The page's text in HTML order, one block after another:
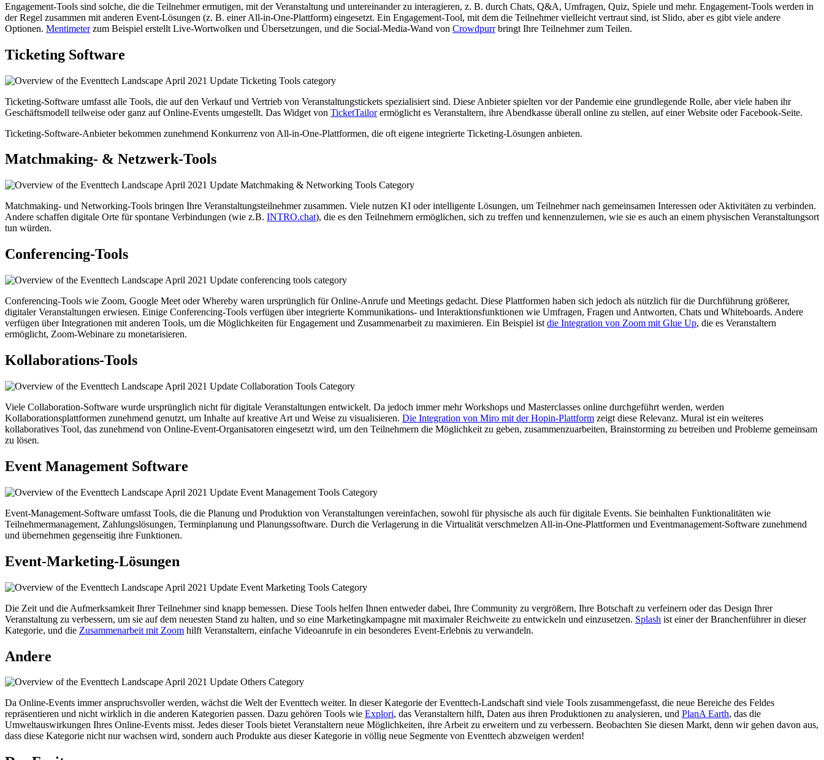
Engagement-Tools sind solche, die die Teilnehmer ermutigen, mit der Veranstaltung und untereinander zu interagieren, z. B. durch Chats, Q&A, Umfragen, Quiz, Spiele und mehr. Engagement-Tools werden in
der Regel zusammen mit anderen Event-Lösungen (z. B. einer All-in-One-Plattform) eingesetzt. Ein Engagement-Tool, mit dem die Teilnehmer vielleicht vertraut sind, ist Slido, aber es gibt viele andere
Optionen. Mentimeterzum Beispiel erstellt Live-Wortwolken und Übersetzungen, und die Social-Media-Wand von Crowdpurrbringt Ihre Teilnehmer zum Teilen.
Ticketing Software
Ticketing-Software umfasst alle Tools, die auf den Verkauf und Vertrieb von Veranstaltungstickets spezialisiert sind. Diese Anbieter spielten vor der Pandemie eine grundlegende Rolle, aber viele haben ihr
Geschäftsmodell teilweise oder ganz auf Online-Events umgestellt. Das Widget von TicketTailorermöglicht es Veranstaltern, ihre Abendkasse überall online zu stellen, auf einer Website oder Facebook-Seite.
Ticketing-Software-Anbieter bekommen zunehmend Konkurrenz von All-in-One-Plattformen, die oft eigene integrierte Ticketing-Lösungen anbieten.
Matchmaking- & Netzwerk-Tools
Matchmaking- und Networking-Tools bringen Ihre Veranstaltungsteilnehmer zusammen. Viele nutzen KI oder intelligente Lösungen, um Teilnehmer nach gemeinsamen Interessen oder Aktivitäten zu verbinden.
Andere schaffen digitale Orte für spontane Verbindungen (wie z.B. INTRO.chat), die es den Teilnehmern ermöglichen, sich zu treffen und kennenzulernen, wie sie es auch an einem physischen Veranstaltungsort
tun würden.
Conferencing-Tools
Conferencing-Tools wie Zoom, Google Meet oder Whereby waren ursprünglich für Online-Anrufe und Meetings gedacht. Diese Plattformen haben sich jedoch als nützlich für die Durchführung größerer,
digitaler Veranstaltungen erwiesen. Einige Conferencing-Tools verfügen über integrierte Kommunikations- und Interaktionsfunktionen wie Umfragen, Fragen und Antworten, Chats und Whiteboards. Andere
verfügen über Integrationen mit anderen Tools, um die Möglichkeiten für Engagement und Zusammenarbeit zu maximieren. Ein Beispiel ist die Integration von Zoom mit Glue Up, die es Veranstaltern
ermöglicht, Zoom-Webinare zu monetarisieren.
Kollaborations-Tools
Viele Collaboration-Software wurde ursprünglich nicht für digitale Veranstaltungen entwickelt. Da jedoch immer mehr Workshops und Masterclasses online durchgeführt werden, werden
Kollaborationsplattformen zunehmend genutzt, um Inhalte auf kreative Art und Weise zu visualisieren. Die Integration von Miro mit der Hopin-Plattform zeigt diese Relevanz. Mural ist ein weiteres
kollaboratives Tool, das zunehmend von Online-Event-Organisatoren eingesetzt wird, um den Teilnehmern die Möglichkeit zu geben, zusammenzuarbeiten, Brainstorming zu betreiben und Probleme gemeinsam
zu lösen.
Event Management Software
Event-Management-Software umfasst Tools, die die Planung und Produktion von Veranstaltungen vereinfachen, sowohl für physische als auch für digitale Events. Sie beinhalten Funktionalitäten wie
Teilnehmermanagement, Zahlungslösungen, Terminplanung und Planungssoftware. Durch die Verlagerung in die Virtualität verschmelzen All-in-One-Plattformen und Eventmanagement-Software zunehmend
und übernehmen gegenseitig ihre Funktionen.
Event-Marketing-Lösungen
Die Zeit und die Aufmerksamkeit Ihrer Teilnehmer sind knapp bemessen. Diese Tools helfen Ihnen entweder dabei, Ihre Community zu vergrößern, Ihre Botschaft zu verfeinern oder das Design Ihrer
Veranstaltung zu verbessern, um sie auf dem neuesten Stand zu halten, und so eine Marketingkampagne mit maximaler Reichweite zu entwickeln und einzusetzen. Splash ist einer der Branchenführer in dieser
Kategorie, und die Zusammenarbeit mit Zoom hilft Veranstaltern, einfache Videoanrufe in ein besonderes Event-Erlebnis zu verwandeln.
Andere
Da Online-Events immer anspruchsvoller werden, wächst die Welt der Eventtech weiter. In dieser Kategorie der Eventtech-Landschaft sind viele Tools zusammengefasst, die neue Bereiche des Feldes
repräsentieren und nicht wirklich in die anderen Kategorien passen. Dazu gehören Tools wie Explori, das Veranstaltern hilft, Daten aus ihren Produktionen zu analysieren, und PlanA Earth, das die
Umweltauswirkungen Ihres Online-Events misst. Jedes dieser Tools bietet Veranstaltern neue Möglichkeiten, ihre Arbeit zu erweitern und zu verbessern. Beobachten Sie diesen Markt, denn wir gehen davon aus,
dass diese Kategorie nicht nur wachsen wird, sondern auch Produkte aus dieser Kategorie in völlig neue Segmente von Eventtech abzweigen werden!